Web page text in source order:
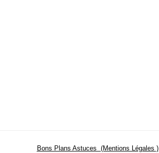
Bons Plans Astuces (Mentions Légales )